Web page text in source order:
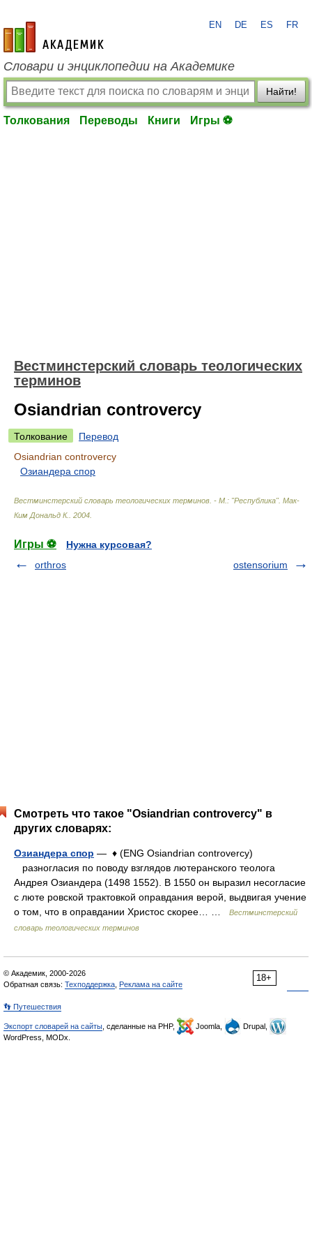
academic.ru
EN DE ES FR
Словари и энциклопедии на Академике
Найти!
Толкования Переводы Книги Игры ⚽
Вестминстерский словарь теологических
терминов
Osiandrian controvercy
Толкование
Перевод
Osiandrian controvercy
Озиандера спор
Вестминстерский словарь теологических терминов. - М.: "Республика". Мак-
Ким Дональд К.
2004
Игры ⚽
Нужна курсовая?
orthros
ostensorium
Смотреть что такое "Osiandrian controvercy" в
других словарях:
Озиандера спор — ♦ (ENG Osiandrian controvercy)
разногласия по поводу взглядов лютеранского теолога
Андрея Озиандера (1498 1552). В 1550 он выразил несогласие
с люте ровской трактовкой оправдания верой, выдвигая учение
о том, что в оправдании Христос скорее… …
Вестминстерский
словарь теологических терминов
18+
© Академик, 2000-2026
Обратная связь: Техподдержка Реклама на сайте
👣 Путешествия
Экспорт словарей на сайты , сделанные на PHP, Joomla,
Drupal,
WordPress, MODx.